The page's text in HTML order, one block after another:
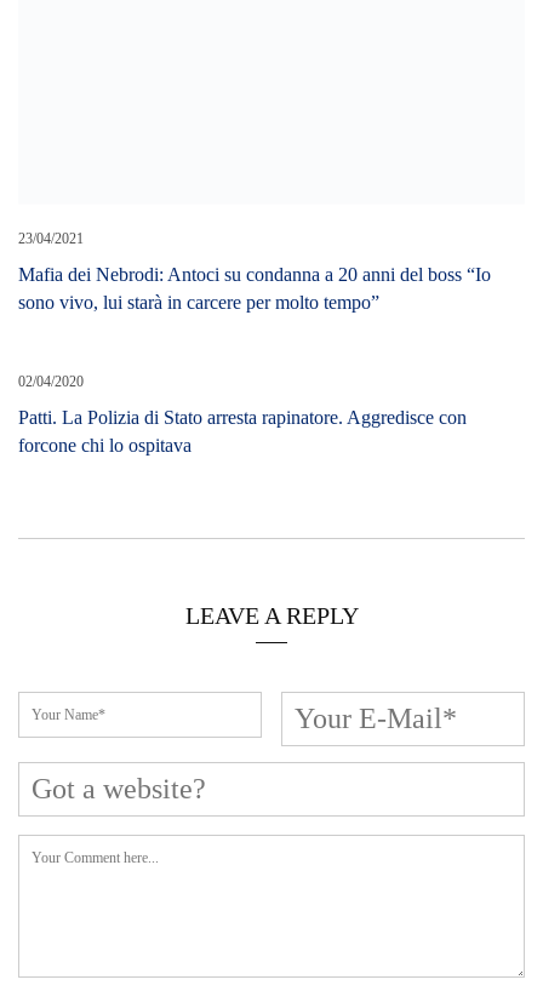
23/04/2021
Mafia dei Nebrodi: Antoci su condanna a 20 anni del boss “Io
sono vivo, lui starà in carcere per molto tempo”
02/04/2020
Patti. La Polizia di Stato arresta rapinatore. Aggredisce con
forcone chi lo ospitava
LEAVE A REPLY